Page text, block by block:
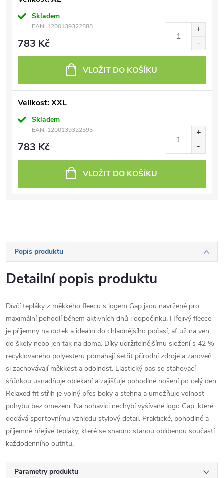
Skladem
EAN: 1200139322588
783 Kč
VLOŽIT DO KOŠÍKU
Velikost: XXL
Skladem
EAN: 1200139322595
783 Kč
VLOŽIT DO KOŠÍKU
Popis produktu
Detailní popis produktu
Dívčí tepláky z měkkého fleecu s logem Gap jsou navržené pro
maximální pohodlí během aktivních dnů i odpočinku. Hřejivý fleece
je příjemný na dotek a ideální do chladnějšího počasí, ať už na ven,
do školy nebo jen tak na doma. Díky udržitelnějšímu složení s 42 %
recyklovaného polyesteru pomáhají šetřit přírodní zdroje a zároveň
si zachovávají měkkost a odolnost. Elastický pas se stahovací
šňůrkou usnadňuje oblékání a zajišťuje pohodlné nošení po celý den.
Relaxed fit střih je volný přes boky a stehna a umožňuje volnost
pohybu bez omezení. Na nohavici nechybí vyšívané logo Gap, které
dodává sportovnímu vzhledu stylový detail. Praktické, pohodlné a
příjemně hřejivé tepláky, které se snadno stanou oblíbenou součástí
každodenního outfitu.
Parametry produktu